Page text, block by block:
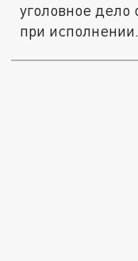
уголовное дело
при